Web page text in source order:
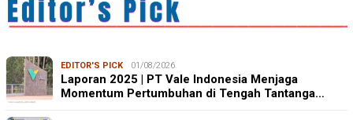
EDITOR'S PICK 01/08/2026
Laporan 2025 | PT Vale Indonesia Menjaga
Momentum Pertumbuhan di Tengah Tantanga…